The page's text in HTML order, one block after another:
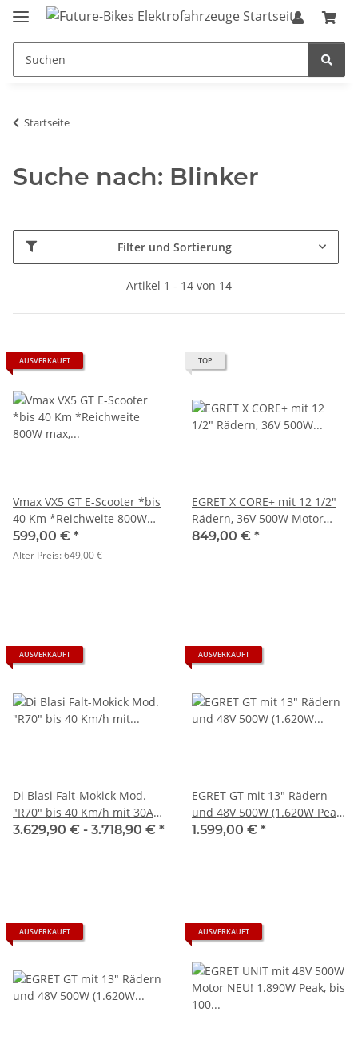
Startseite
Suche nach: Blinker
Filter und Sortierung
Artikel 1 - 14 von 14
AUSVERKAUFT
Vmax VX5 GT E-Scooter *bis
40 Km *Reichweite 800W
max, bis 120 Kg + BLINKER
599,00 € *
Alter Preis:649,00 €
TOP
EGRET X CORE+ mit 12 1/2"
Rädern, 36V 500W Motor
anthrazit mit BLINKERN !
849,00 € *
AUSVERKAUFT
Di Blasi Falt-Mokick Mod.
"R70" bis 40 Km/h mit 30Ah
Akku - MIT HELMPFLICHT
3.629,90 € - 3.718,90 € *
AUSVERKAUFT
EGRET GT mit 13" Rädern
und 48V 500W (1.620W Peak)
Motor Graphitgrau, 15Ah
1.599,00 € *
AUSVERKAUFT AUSVERKAUFT